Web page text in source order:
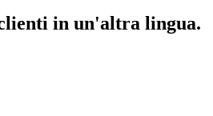
in un'altra lingua.